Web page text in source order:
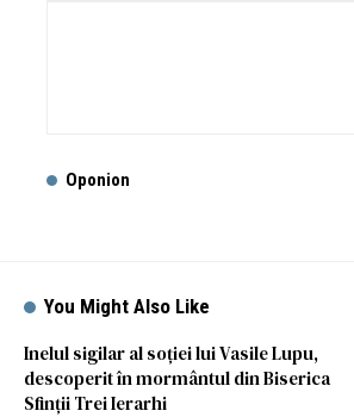
Oponion
You Might Also Like
Inelul sigilar al soției lui Vasile Lupu,
descoperit în mormântul din Biserica
Sfinții Trei Ierarhi